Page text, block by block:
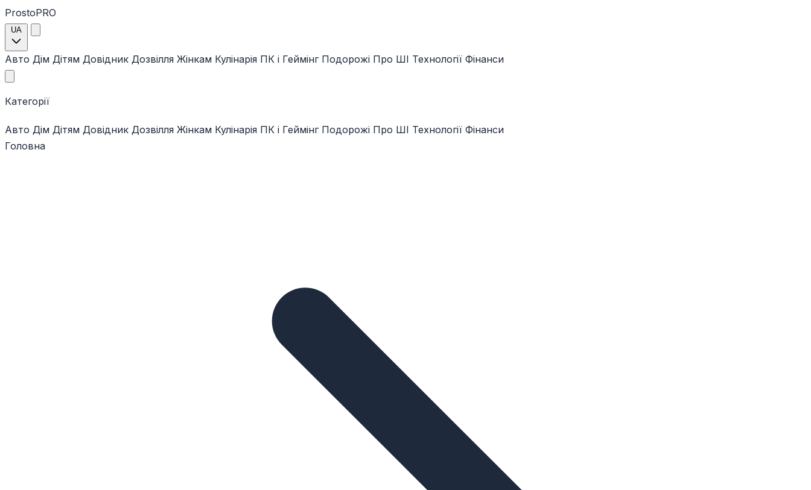
ProstoPRO
UA
Авто Дім Дітям Довідник Дозвілля Жінкам Кулінарія ПК і Геймінг Подорожі Про ШІ Технології Фінанси
Категорії
Авто Дім Дітям Довідник Дозвілля Жінкам Кулінарія ПК і Геймінг Подорожі Про ШІ Технології Фінанси
Головна